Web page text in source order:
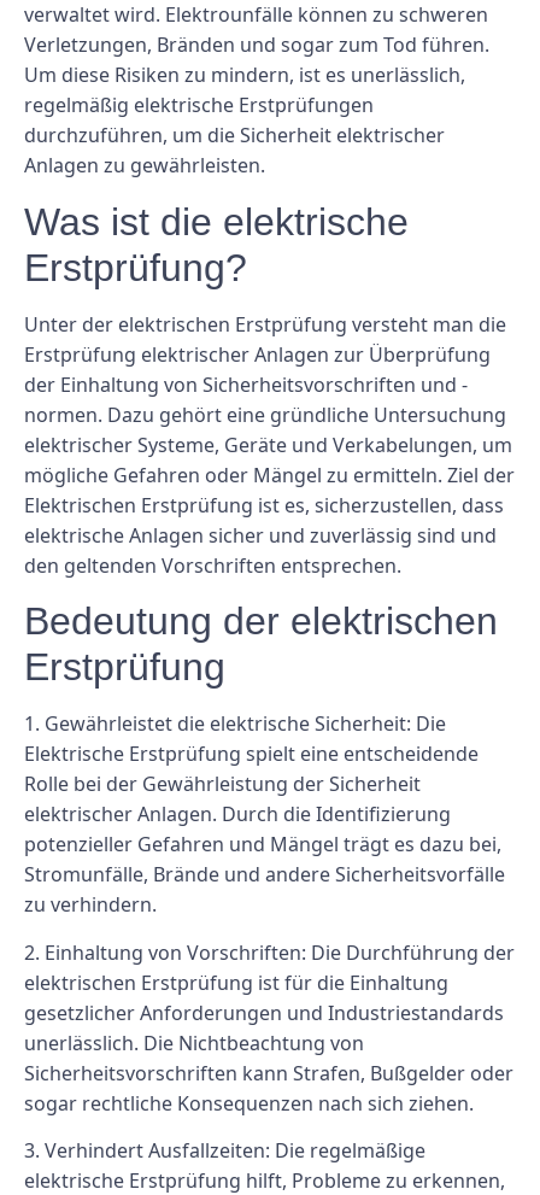
verwaltet wird. Elektrounfälle können zu schweren
Verletzungen, Bränden und sogar zum Tod führen.
Um diese Risiken zu mindern, ist es unerlässlich,
regelmäßig elektrische Erstprüfungen
durchzuführen, um die Sicherheit elektrischer
Anlagen zu gewährleisten.
Was ist die elektrische
Erstprüfung?
Unter der elektrischen Erstprüfung versteht man die
Erstprüfung elektrischer Anlagen zur Überprüfung
der Einhaltung von Sicherheitsvorschriften und -
normen. Dazu gehört eine gründliche Untersuchung
elektrischer Systeme, Geräte und Verkabelungen, um
mögliche Gefahren oder Mängel zu ermitteln. Ziel der
Elektrischen Erstprüfung ist es, sicherzustellen, dass
elektrische Anlagen sicher und zuverlässig sind und
den geltenden Vorschriften entsprechen.
Bedeutung der elektrischen
Erstprüfung
1. Gewährleistet die elektrische Sicherheit: Die
Elektrische Erstprüfung spielt eine entscheidende
Rolle bei der Gewährleistung der Sicherheit
elektrischer Anlagen. Durch die Identifizierung
potenzieller Gefahren und Mängel trägt es dazu bei,
Stromunfälle, Brände und andere Sicherheitsvorfälle
zu verhindern.
2. Einhaltung von Vorschriften: Die Durchführung der
elektrischen Erstprüfung ist für die Einhaltung
gesetzlicher Anforderungen und Industriestandards
unerlässlich. Die Nichtbeachtung von
Sicherheitsvorschriften kann Strafen, Bußgelder oder
sogar rechtliche Konsequenzen nach sich ziehen.
3. Verhindert Ausfallzeiten: Die regelmäßige
elektrische Erstprüfung hilft, Probleme zu erkennen,